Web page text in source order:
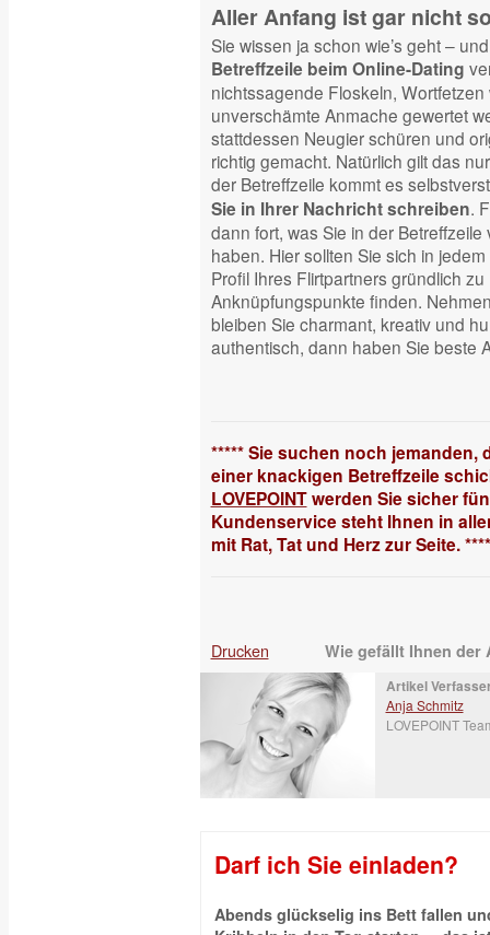
Aller Anfang ist gar nicht
Sie wissen ja schon wie’s geht –
Betreffzeile beim Online-Dating
nichtssagende Floskeln, Wortfetzen
unverschämte Anmache gewertet
stattdessen Neugier schüren und
richtig gemacht. Natürlich gilt das
der Betreffzeile kommt es
Sie in Ihrer Nachricht schreiben.
dann fort, was Sie in der
haben. Hier sollten Sie sich in
Profil Ihres Flirtpartners gründlich
Anknüpfungspunkte finden.
bleiben Sie charmant, kreativ und
authentisch, dann haben Sie beste
***** Sie suchen noch jemanden,
einer knackigen Betreffzeile
LOVEPOINTwerden Sie sicher
Kundenservice steht Ihnen in
mit Rat, Tat und Herz zur Seite.
Drucken Wie gefällt Ihnen der
Artikel
Anja Schmitz
LOVEPOINT
Darf ich Sie einladen?
Abends glückselig ins Bett fallen